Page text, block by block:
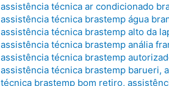
assistência técnica ar condicionado
assistência técnica brastemp água
assistência técnica brastemp alto da
assistência técnica brastemp anália
assistência técnica brastemp
assistência técnica brastemp barueri,
técnica brastemp bom retiro,